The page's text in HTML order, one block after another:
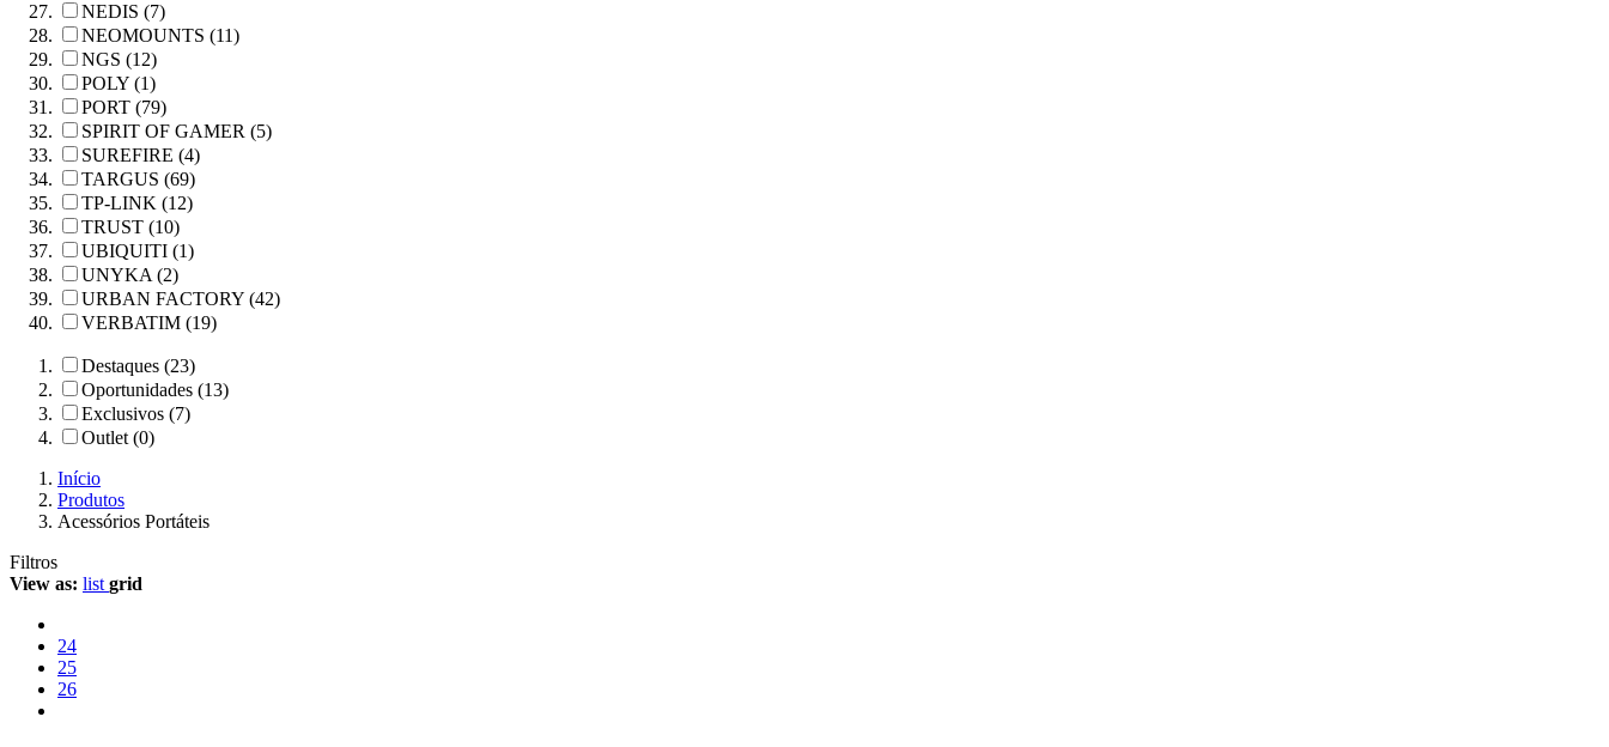
NEDIS (7)
NEOMOUNTS (11)
NGS (12)
POLY (1)
PORT (79)
SPIRIT OF GAMER (5)
SUREFIRE (4)
TARGUS (69)
TP-LINK (12)
TRUST (10)
UBIQUITI (1)
UNYKA (2)
URBAN FACTORY (42)
VERBATIM (19)
Destaques (23)
Oportunidades (13)
Exclusivos (7)
Outlet (0)
Início
Produtos
Acessórios Portáteis
Filtros
View as: list grid
24
25
26